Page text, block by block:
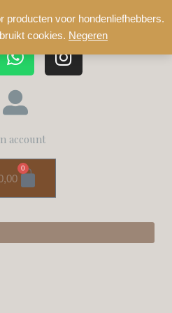
producten voor hondenliefhebbers.
cookies. Negeren
account
0